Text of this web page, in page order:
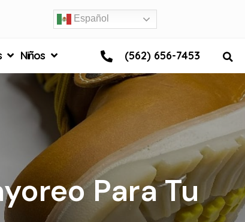
Español
Niños (562) 656-7453
Para Tu